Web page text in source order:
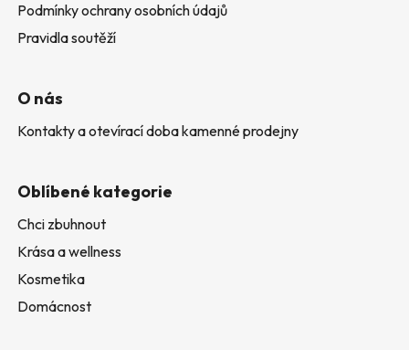
Podmínky ochrany osobních údajů
Pravidla soutěží
O nás
Kontakty a otevírací doba kamenné prodejny
Oblíbené kategorie
Chci zbuhnout
Krása a wellness
Kosmetika
Domácnost